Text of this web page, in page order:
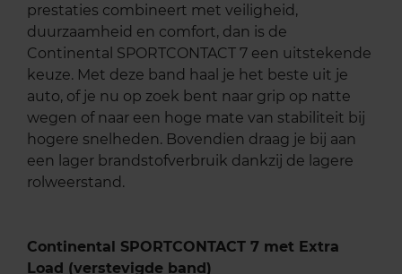
prestaties combineert met veiligheid,
duurzaamheid en comfort, dan is de
Continental SPORTCONTACT 7 een uitstekende
keuze. Met deze band haal je het beste uit je
auto, of je nu op zoek bent naar grip op natte
wegen of naar een hoge mate van stabiliteit bij
hogere snelheden. Bovendien draag je bij aan
een lager brandstofverbruik dankzij de lagere
rolweerstand.
Continental SPORTCONTACT 7 met Extra
Load (verstevigde band)